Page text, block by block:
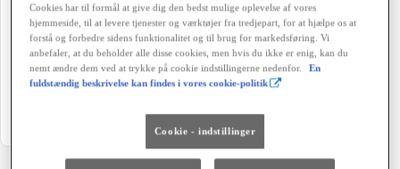
22 g/km
Automatisk gearkasse
Døre
Farve
Koksmetal
Grøn ejerafgift (årligt)
Cookies har til formål at give dig den bedst mulige oplevelse af vores
hjemmeside, til at levere tjenester og værktøjer fra tredjepart, for at hjælpe os at
forstå og forbedre sidens funktionalitet og til brug for markedsføring. Vi
anbefaler, at du beholder alle disse cookies, men hvis du ikke er enig, kan du
nemt ændre dem ved at trykke på cookie indstillingerne nedenfor.
En
fuldstændig beskrivelse kan findes i vores cookie-politik
Cookie - indstillinger